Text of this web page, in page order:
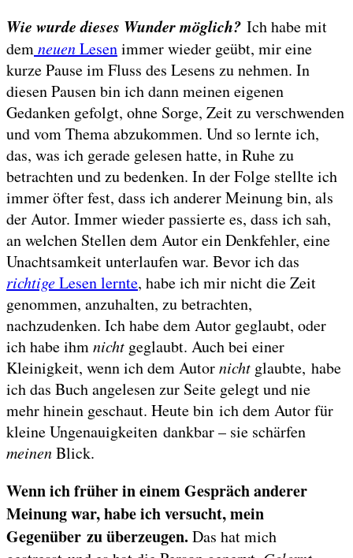
Wie wurde dieses Wunder möglich? Ich habe mit
demneuenLesenimmer wieder geübt, mir eine
kurze Pause im Fluss des Lesens zu nehmen. In
diesen Pausen bin ich dann meinen eigenen
Gedanken gefolgt, ohne Sorge, Zeit zu verschwenden
und vom Thema abzukommen. Und so lernte ich,
das, was ich gerade gelesen hatte, in Ruhe zu
betrachten und zu bedenken. In der Folge stellte ich
immer öfter fest, dass ich anderer Meinung bin, als
der Autor. Immer wieder passierte es, dass ich sah,
an welchen Stellen dem Autor ein Denkfehler, eine
Unachtsamkeit unterlaufen war. Bevor ich das
richtigeLesen lernte, habe ich mir nicht die Zeit
genommen, anzuhalten, zu betrachten,
nachzudenken. Ich habe dem Autor geglaubt, oder
ich habe ihmnicht geglaubt. Auch bei einer
Kleinigkeit, wenn ich dem Autornicht glaubte, habe
ich das Buch angelesen zur Seite gelegt und nie
mehr hinein geschaut. Heute bin ich dem Autor für
kleine Ungenauigkeiten dankbar – sie schärfen
meinenBlick.
Wenn ich früher in einem Gespräch anderer
Meinung war, habe ich versucht, mein
Gegenüber zu überzeugen. Das hat mich